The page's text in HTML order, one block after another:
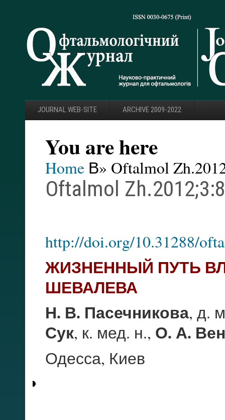
JOURNAL WEB-SITE ARCHIVE 2009-2022
You are here
Home В» Oftalmol
Oftalmol
http://doi.org/10.31288/
ЖИЗНЕННЫЙ ПУТЬ
ШЕВАЛЕВА
Н. В. Пасечникова, д.
Сук, к. мед. н., О. А.
Одесса, Киев